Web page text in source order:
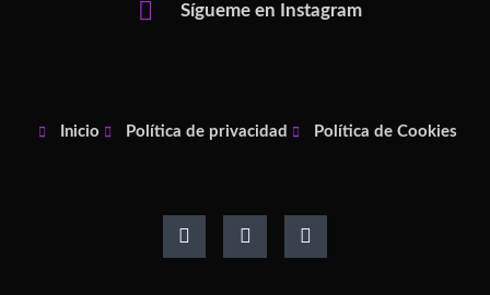
Sígueme en Instagram
Inicio Política de privacidad Política de Cookies
c
e
s
t
n
t